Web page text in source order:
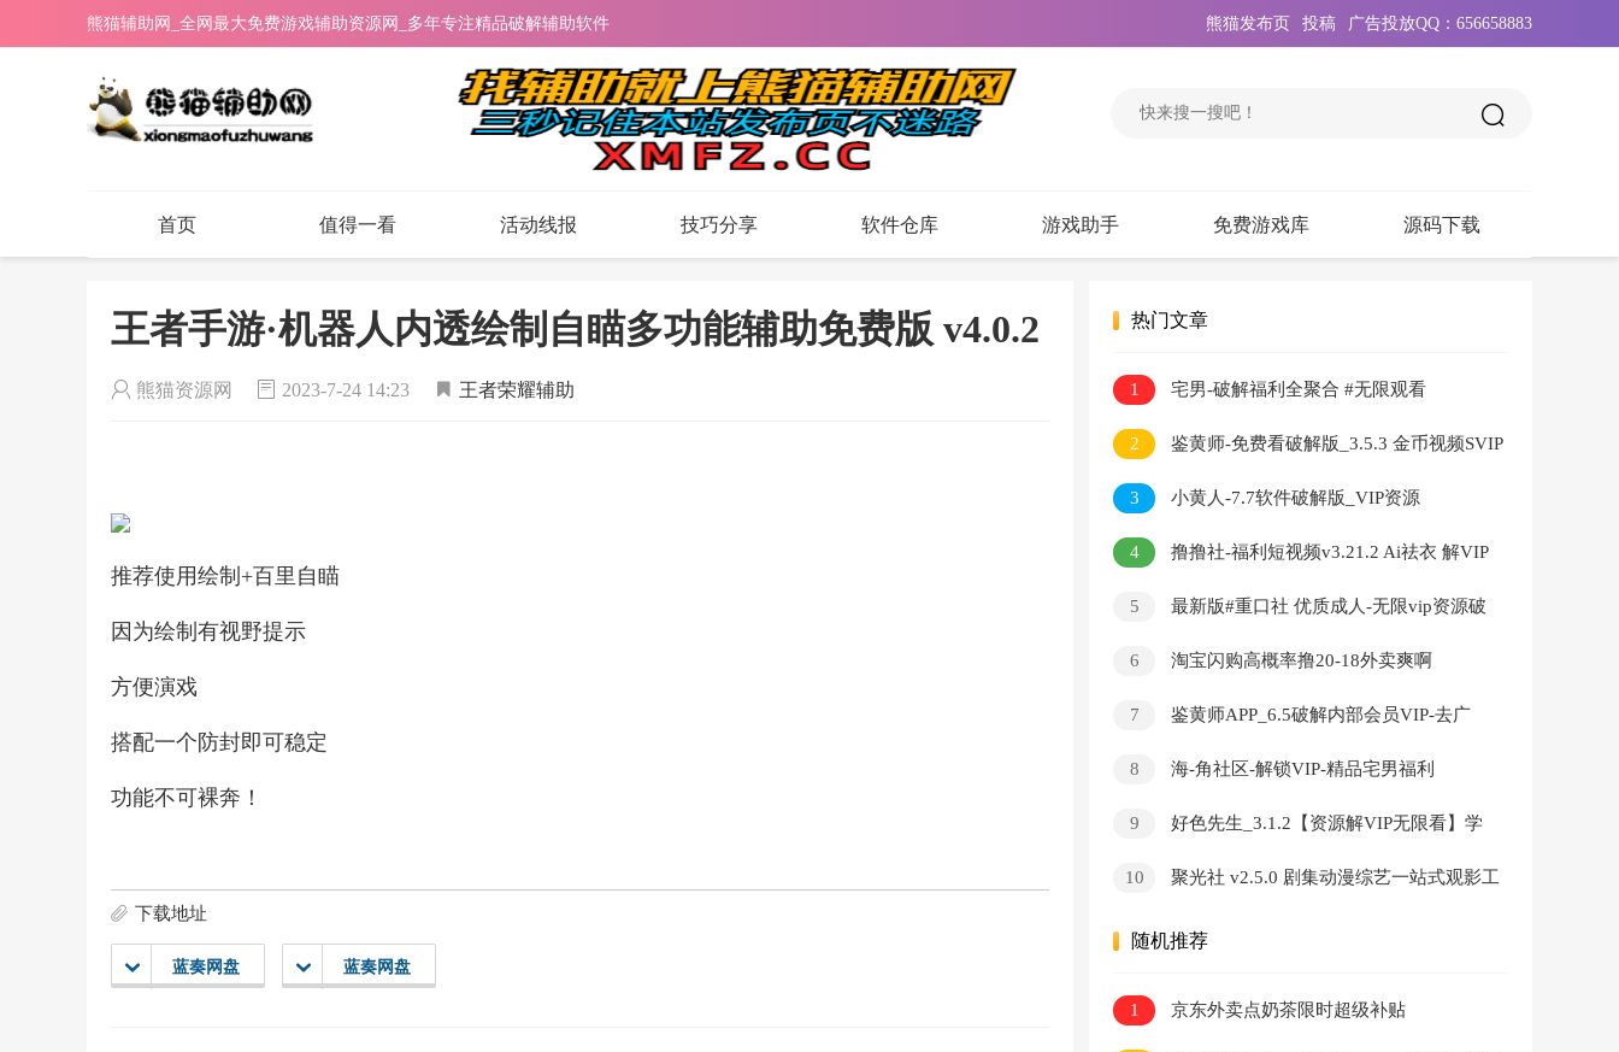
熊猫辅助网_全网最大免费游戏辅助资源网_多年专注精品破解辅助软件 广告投放QQ：656658883
投稿
熊猫发布页
首页 值得一看 活动线报 技巧分享 软件仓库 游戏助手 免费游戏库 源码下载
王者手游·机器人内透绘制自瞄多功能辅助免费版 v4.0.2
熊猫资源网 2023-7-24 14:23 王者荣耀辅助
推荐使用绘制+百里自瞄
因为绘制有视野提示
方便演戏
搭配一个防封即可稳定
功能不可裸奔！
下载地址
蓝奏网盘 蓝奏网盘
热门文章
1 宅男-破解福利全聚合 #无限观看
2
鉴黄师-免费看破解版_3.5.3 金币视频SVIP
无限看
3
小黄人-7.7软件破解版_VIP资源
4
撸撸社-福利短视频v3.21.2 Ai祛衣 解VIP
5
最新版#重口社 优质成人-无限vip资源破
6
淘宝闪购高概率撸20-18外卖爽啊
7
鉴黄师APP_6.5破解内部会员VIP-去广
8
海-角社区-解锁VIP-精品宅男福利
9
好色先生_3.1.2【资源解VIP无限看】学
10
聚光社 v2.5.0 剧集动漫综艺一站式观影工
随机推荐
1 京东外卖点奶茶限时超级补贴